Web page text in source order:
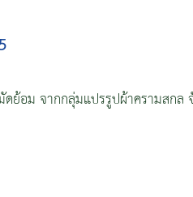
ดย้อม จากกลุ่มแปรรูปผ้าครา